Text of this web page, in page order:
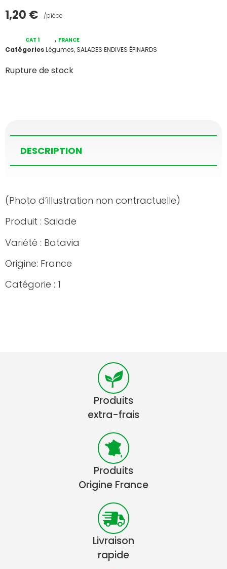
1,20 € /pièce
CatégoriesLégumes, SALADES ENDIVES ÉPINARDS
CAT 1 , FRANCE
Rupture de stock
DESCRIPTION
(Photo d’illustration non contractuelle)
Produit : Salade
Variété : Batavia
Origine: France
Catégorie : 1
Produits
extra-frais
Produits
Origine France
Livraison
rapide